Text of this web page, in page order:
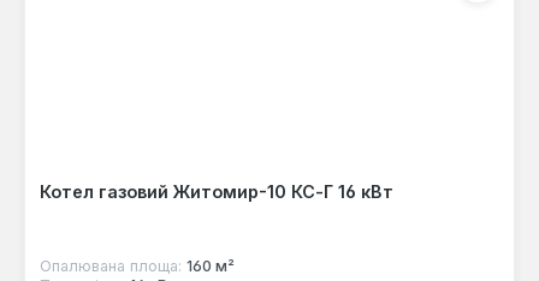
Котел газовий Житомир-10 КС-Г 16 кВт
Опалювана площа: 160 м²